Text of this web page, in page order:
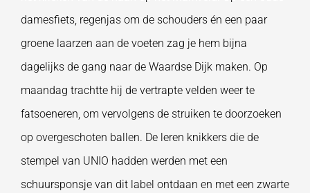
damesfiets, regenjas om de schouders én een paar
groene laarzen aan de voeten zag je hem bijna
dagelijks de gang naar de Waardse Dijk maken. Op
maandag trachtte hij de vertrapte velden weer te
fatsoeneren, om vervolgens de struiken te doorzoeken
op overgeschoten ballen. De leren knikkers die de
stempel van UNIO hadden werden met een
schuursponsje van dit label ontdaan en met een zwarte